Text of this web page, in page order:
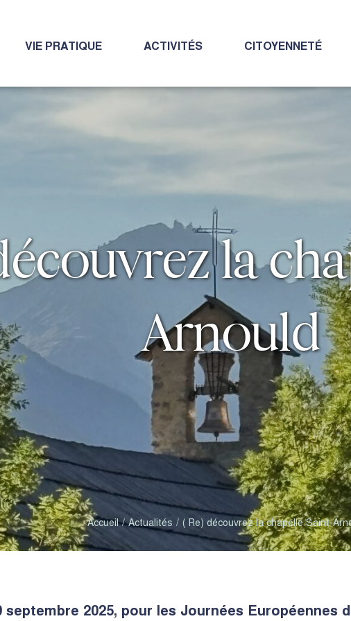
VIE PRATIQUE ACTIVITÉS CITOYENNETÉ
la
Arnould
Accueil Actualités ( Re) découvrez la chapelle Saint-
septembre 2025, pour les Journées Européennes